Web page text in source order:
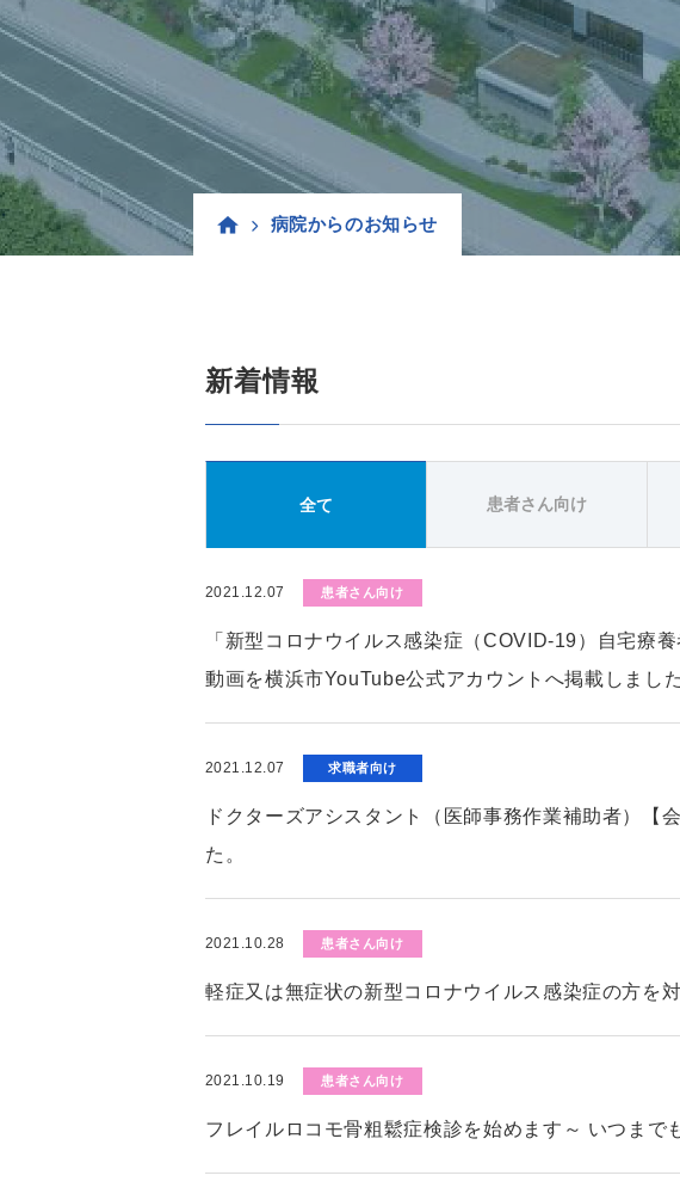
病院からのお知らせ
新着情報
全て 患者さん向け
2021.12.07 患者さん向け
「新型コロナウイルス感染症（COVID-19）自宅
動画を横浜市YouTube公式アカウントへ掲載しました
2021.12.07 求職者向け
ドクターズアシスタント（医師事務作業補助者）
た。
2021.10.28 患者さん向け
軽症又は無症状の新型コロナウイルス感染症の方を
2021.10.19 患者さん向け
フレイルロコモ骨粗鬆症検診を始めます～ いつまで